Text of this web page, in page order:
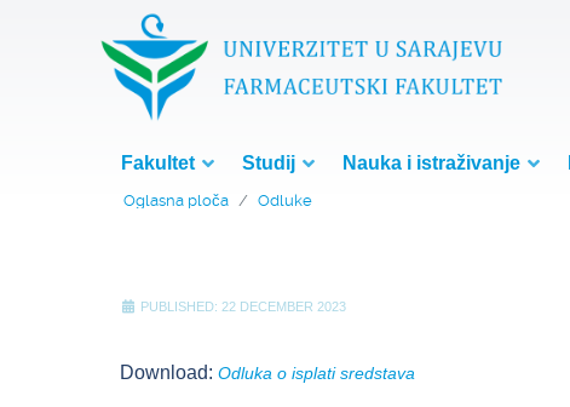
Fakultet Studij Nauka i istraživanje
Oglasna ploča Odluke
PUBLISHED: 22 DECEMBER 2023
Download: Odluka o isplati sredstava